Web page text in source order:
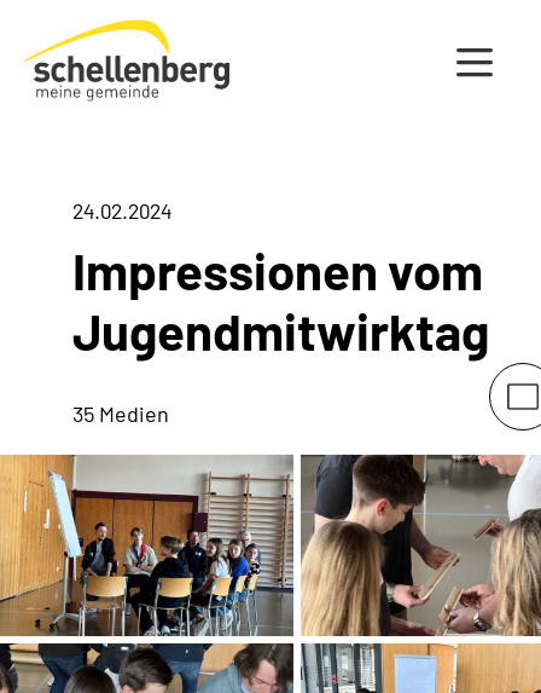
Gemeinde Schellenberg Startseite
24.02.2024
Impressionen vom
Jugendmitwirktag
35 Medien